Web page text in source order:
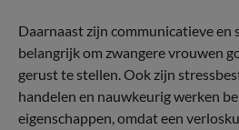
Daarnaast zijn communicatieve en
belangrijk om zwangere vrouwen
gerust te stellen. Ook zijn
handelen en nauwkeurig werken
eigenschappen, omdat een